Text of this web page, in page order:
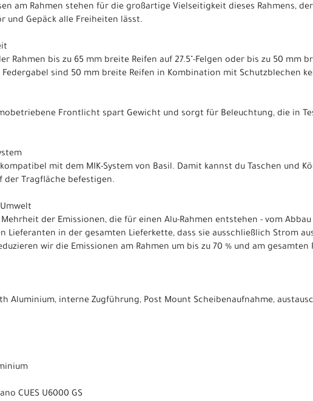
am Rahmen stehen für die großartige Vielseitigkeit dieses Rahmens,
und Gepäck alle Freiheiten lässt.
Rahmen bis zu 65 mm breite Reifen auf 27.5"-Felgen oder bis zu 50 mm
sind 50 mm breite Reifen in Kombination mit Schutzblechen
Frontlicht spart Gewicht und sorgt für Beleuchtung, die in
mit dem MIK-System von Basil. Damit kannst du Taschen und
der Tragfläche befestigen.
der Emissionen, die für einen Alu-Rahmen entstehen - vom
Lieferanten in der gesamten Lieferkette, dass sie ausschließlich Strom
wir die Emissionen am Rahmen um bis zu 70 % und am gesamten
Aluminium, interne Zugführung, Post Mount Scheibenaufnahme,
CUES U6000 GS